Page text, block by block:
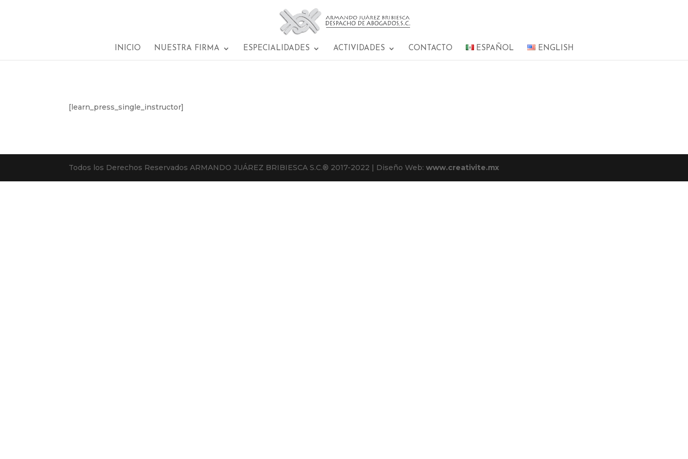
INICIO NUESTRA FIRMA ESPECIALIDADES ACTIVIDADES CONTACTO ESPAÑOL ENGLISH
[learn_press_single_instructor]
Todos los Derechos Reservados ARMANDO JUÁREZ BRIBIESCA S.C.® 2017-2022 | Diseño Web:www.creativite.mx